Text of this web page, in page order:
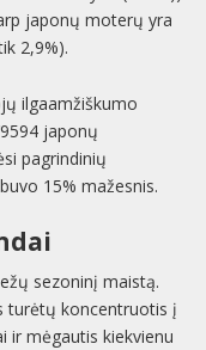
japonų moterų yra
2,9%).
ilgaamžiškumo
japonų
pagrindinių
15% mažesnis.
sezoninį maistą.
turėtų koncentruotis į
ir mėgautis kiekvienu